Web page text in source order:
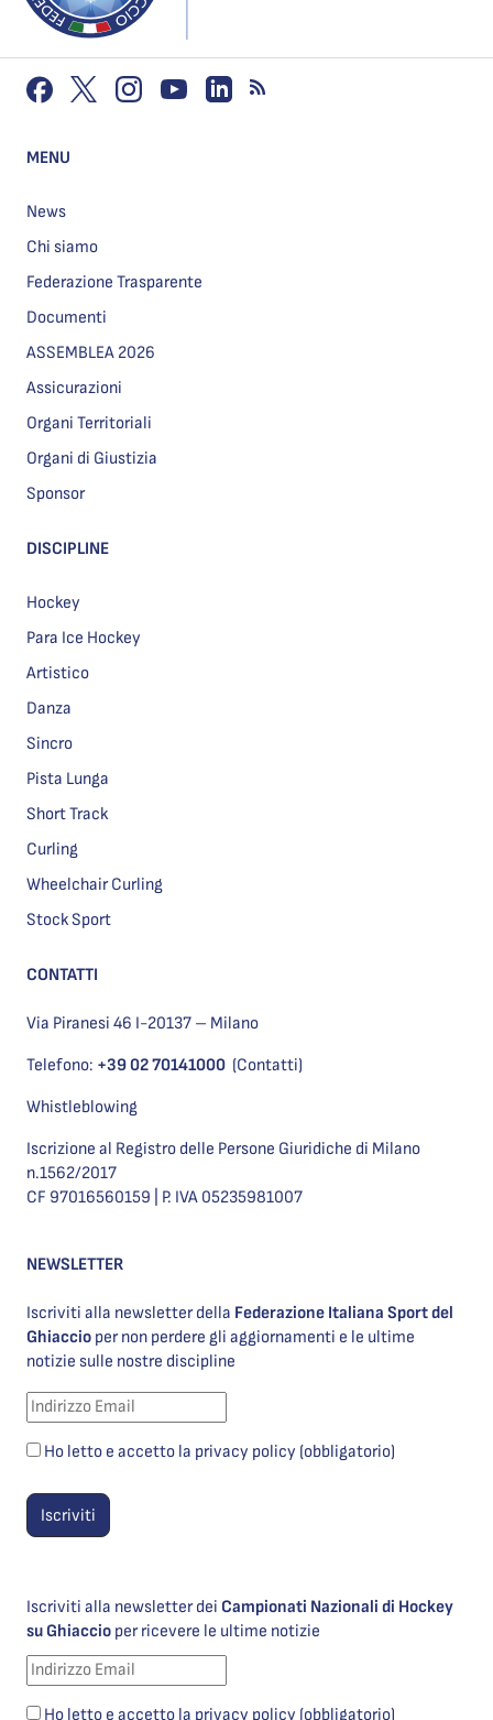
MENU
News
Chi siamo
Federazione Trasparente
Documenti
ASSEMBLEA 2026
Assicurazioni
Organi Territoriali
Organi di Giustizia
Sponsor
DISCIPLINE
Hockey
Para Ice Hockey
Artistico
Danza
Sincro
Pista Lunga
Short Track
Curling
Wheelchair Curling
Stock Sport
CONTATTI
Via Piranesi 46 I-20137 – Milano
Telefono: +39 02 70141000 (Contatti)
Whistleblowing
Iscrizione al Registro delle Persone Giuridiche di Milano
n.1562/2017
CF 97016560159 | P. IVA 05235981007
NEWSLETTER
Iscriviti alla newsletter della Federazione Italiana Sport del
Ghiaccio per non perdere gli aggiornamenti e le ultime
notizie sulle nostre discipline
Ho letto e accetto la privacy policy (obbligatorio)
Iscriviti alla newsletter dei Campionati Nazionali di Hockey
su Ghiaccio per ricevere le ultime notizie
Ho letto e accetto la privacy policy (obbligatorio)